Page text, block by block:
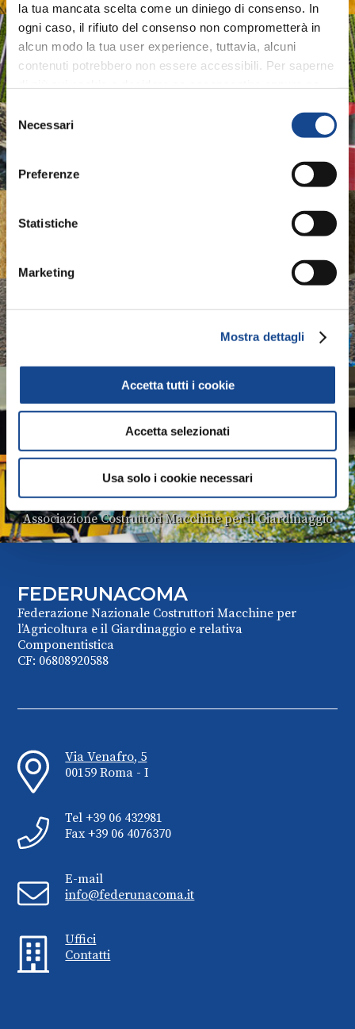
la tua mancata scelta come un diniego di consenso. In
ogni caso, il rifiuto del consenso non comprometterà in
alcun modo la tua user experience, tuttavia, alcuni
contenuti potrebbero non essere accessibili. Per saperne
invitiamo a consultare la nostra
Selezione
del
consenso
Necessari
Preferenze
Statistiche
Marketing
Mostra dettagli
Accetta tutti i cookie
Accetta selezionati
Usa solo i cookie necessari
ASSOIDROTECH
ASSOTRATTORI
Associazione Costruttori Trattori
COMACOMP
Associazione Costruttori Componentisti
COMAGARDEN
Associazione Costruttori Macchine per il Giardinaggio
FEDERUNACOMA
Federazione Nazionale Costruttori Macchine per
l’Agricoltura e il Giardinaggio e relativa
Componentistica
CF: 06808920588
Via Venafro, 5
00159 Roma - I
Tel +39 06 432981
Fax +39 06 4076370
E-mail
info@federunacoma.it
Uffici
Contatti